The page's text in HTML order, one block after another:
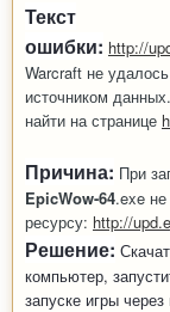
Текст
ошибки: http://
Warcraft не
источником
найти на странице
Причина: При
EpicWow-64.exe
ресурсу: http://
Решение:
компьютер,
запуске игры